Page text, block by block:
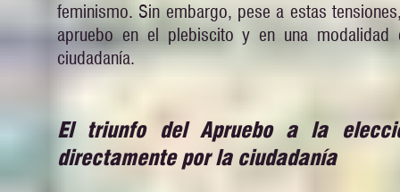
feminismo. Sin embargo, pese a estas
apruebo en el plebiscito y en una
ciudadanía.
El triunfo del Apruebo a la
directamente por la ciudadanía